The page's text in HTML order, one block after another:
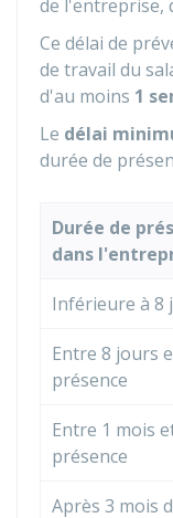
de l'entreprise,
Ce délai de
de travail du
d'au moins 1
Le délai
durée de
Durée de
dans
Inférieure à 8
Entre 8 jours
présence
Entre 1 mois
présence
Après 3 mois